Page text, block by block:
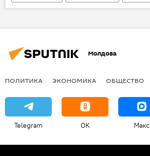
Молдова
ПОЛИТИКА ЭКОНОМИКА ОБЩЕСТВО
Telegram OK Макс